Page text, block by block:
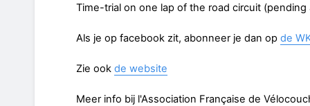
Time-trial on one lap of the road circuit
Als je op facebook zit, abonneer je dan op de
Zie ook de website
Meer info bij l'Association Française de